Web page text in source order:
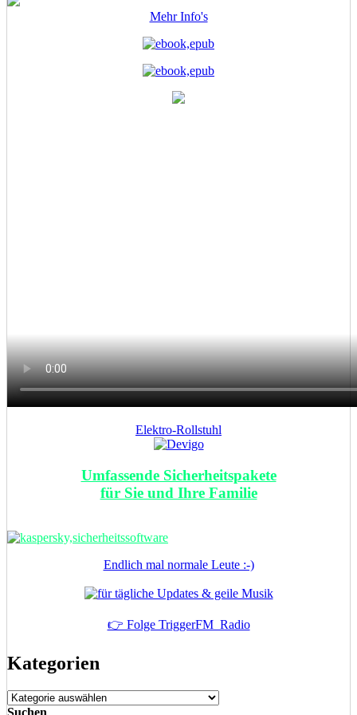
Mehr Info's
Elektro-Rollstuhl
Umfassende Sicherheitspakete
für Sie und Ihre Familie
Endlich mal normale Leute :-)
👉 Folge TriggerFM_Radio
Kategorien
Kategorien
Suchen